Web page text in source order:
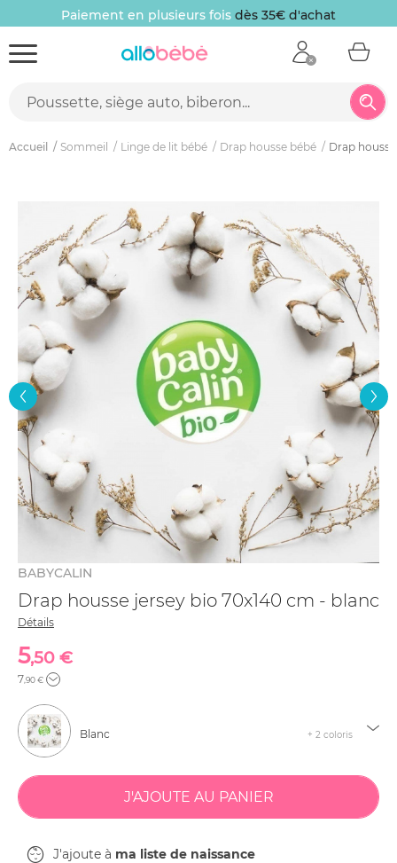
Paiement en plusieurs fois dès 35€ d'achat
Accueil Sommeil Linge de lit bébé Drap housse bébé Drap
BABYCALIN
Drap housse jersey bio 70x140 cm - blanc
Détails
5,50 €
7,90 €
Blanc + 2 coloris
J'ajoute à ma liste de naissance